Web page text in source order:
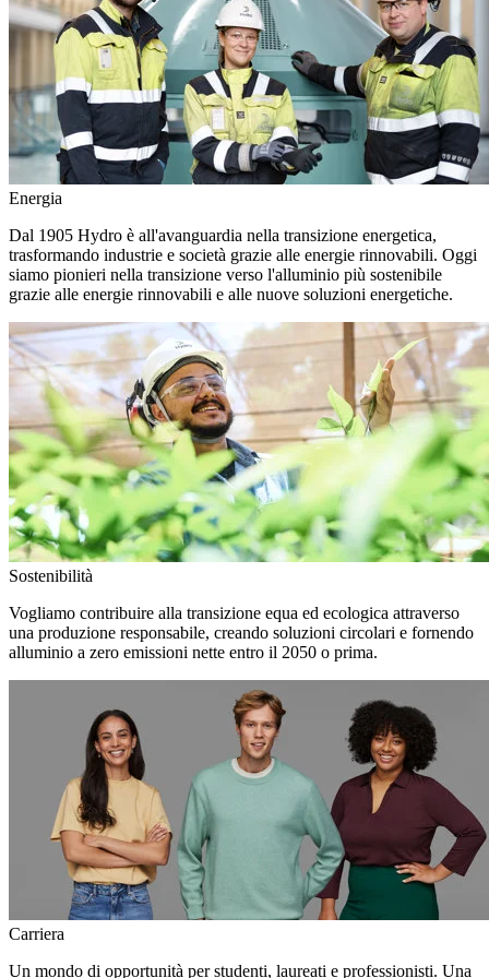
Energia
Dal 1905 Hydro è all'avanguardia nella transizione energetica,
trasformando industrie e società grazie alle energie rinnovabili. Oggi
siamo pionieri nella transizione verso l'alluminio più sostenibile
grazie alle energie rinnovabili e alle nuove soluzioni energetiche.
Sostenibilità
Vogliamo contribuire alla transizione equa ed ecologica attraverso
una produzione responsabile, creando soluzioni circolari e fornendo
alluminio a zero emissioni nette entro il 2050 o prima.
Carriera
Un mondo di opportunità per studenti, laureati e professionisti. Una